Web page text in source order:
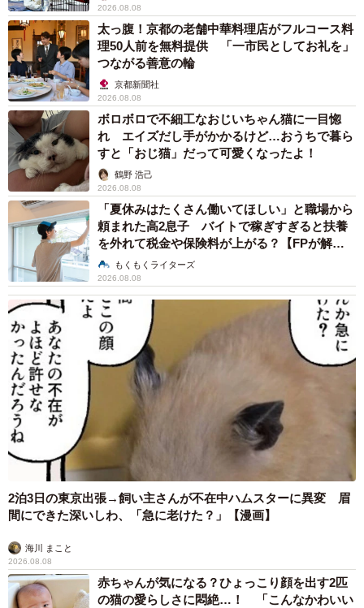
2026.08.08
太っ腹！京都の老舗中華料理店がフルコース料
理50人前を無料提供 「一市民としてお礼を」
つながる善意の輪
京都新聞社
2026.08.08
ボロボロで不細工なおじいちゃん猫に一目惚
れ エイズだし手がかかるけど…おうちで暮ら
すと「おじ猫」だって可愛くなったよ！
鶴野 浩己
2026.08.08
「夏休みはたくさん働いてほしい」と職場から
頼まれた高2息子 バイトで稼ぎすぎると扶養
を外れて税金や保険料が上がる？【FPが解
説】もくもくライターズ
2026.08.08
2泊3日の東京出張→飼い主さんが不在中ハムスターに異変 眉
間にできた深いしわ、「急に老けた？」【漫画】
海川 まこと
2026.08.08
赤ちゃんが気になる？ひょっこり顔を出す2匹
の猫の愛らしさに悶絶…！ 「こんなかわいい